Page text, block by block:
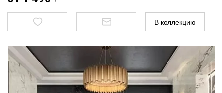
В коллекцию